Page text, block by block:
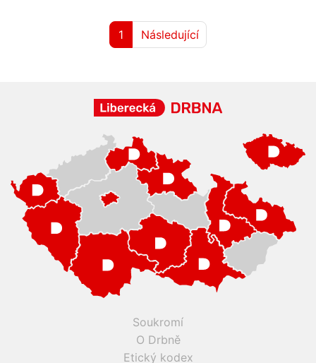
1 Následující
Soukromí
O Drbně
Etický kodex